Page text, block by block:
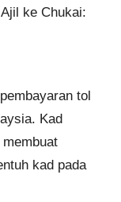
ke Chukai:
tol
Kad
kad pada